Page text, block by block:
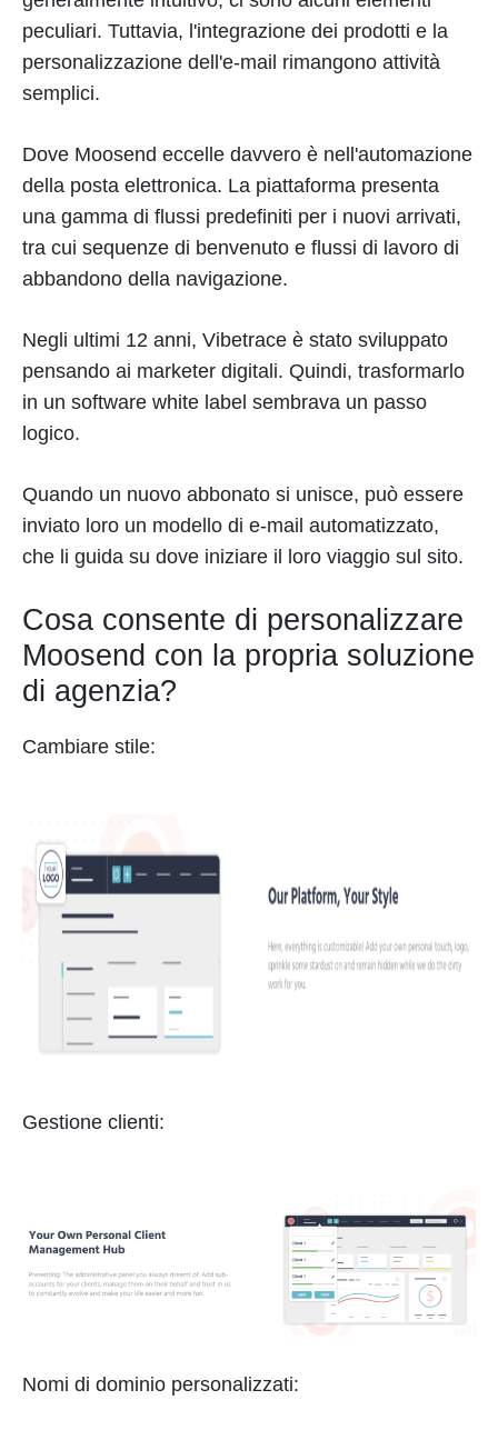
peculiari. Tuttavia, l'integrazione dei prodotti e la
personalizzazione dell'e-mail rimangono attività
semplici.
Dove Moosend eccelle davvero è nell'automazione
della posta elettronica. La piattaforma presenta
una gamma di flussi predefiniti per i nuovi arrivati,
tra cui sequenze di benvenuto e flussi di lavoro di
abbandono della navigazione.
Negli ultimi 12 anni, Vibetrace è stato sviluppato
pensando ai marketer digitali. Quindi, trasformarlo
in un software white label sembrava un passo
logico.
Quando un nuovo abbonato si unisce, può essere
inviato loro un modello di e-mail automatizzato,
che li guida su dove iniziare il loro viaggio sul sito.
Cosa consente di personalizzare
Moosend con la propria soluzione
di agenzia?
Cambiare stile:
Gestione clienti:
Nomi di dominio personalizzati: